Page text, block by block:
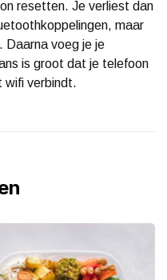
resetten. Je verliest dan
maar
Daarna voeg je je
is groot dat je telefoon
wifi verbindt.